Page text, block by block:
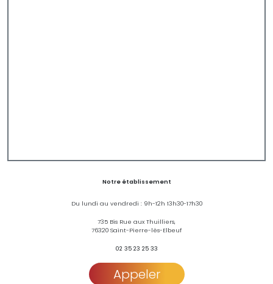
Notre établissement
Du lundi au vendredi : 9h-12h 13h30-17h30
735 Bis Rue aux Thuilliers,
76320 Saint-Pierre-lès-Elbeuf
02 35 23 25 33
Appeler